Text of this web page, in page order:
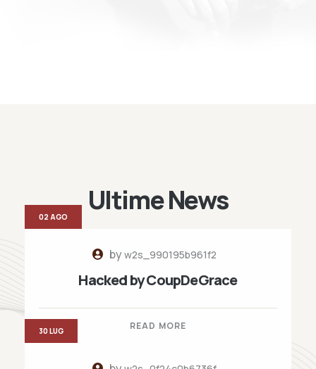
Ultime News
byw2s_990195b961f2
Hacked by CoupDeGrace
READ MORE
02 AGO
30 LUG